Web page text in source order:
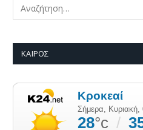
ΚΑΙΡΌΣ